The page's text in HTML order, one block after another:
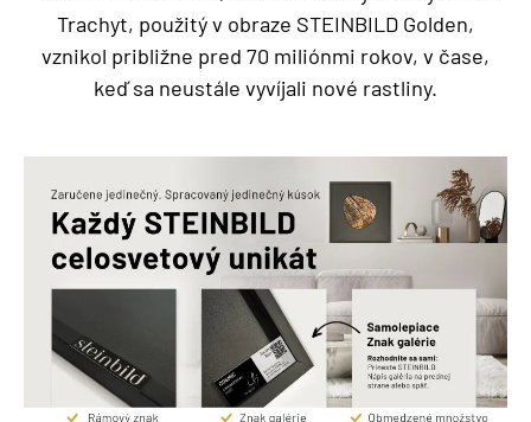
Trachyt, použitý v obraze STEINBILD Golden,
vznikol približne pred 70 miliónmi rokov, v čase,
keď sa neustále vyvíjali nové rastliny.